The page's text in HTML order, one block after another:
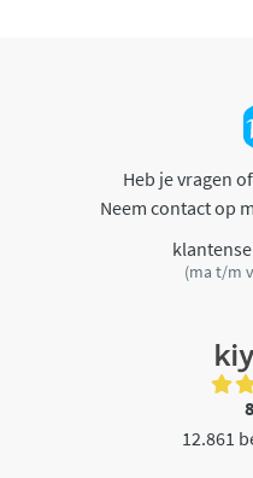
Heb je vragen
Neem contact op
(ma t/m
12.861